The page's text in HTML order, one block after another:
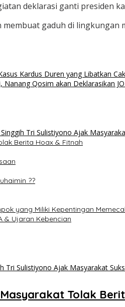
deklarasi ganti presiden
gaduh di lingkungan
Kardus Duren yang Libatkan
Nanang Qosim akan Deklarasikan
Berita Hoax & Fitnah
??
yang Miliki Kepentingan
& Ujaran Kebencian
Tolak